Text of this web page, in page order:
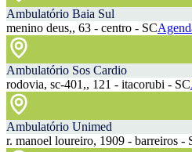
Ambulatório Baia Sul
menino deus,, 63 - centro - SC
Ambulatório Sos Cardio
rodovia, sc-401,, 121 - itacorubi - SC
Ambulatório Unimed
r. manoel loureiro, 1909 - barreiros -